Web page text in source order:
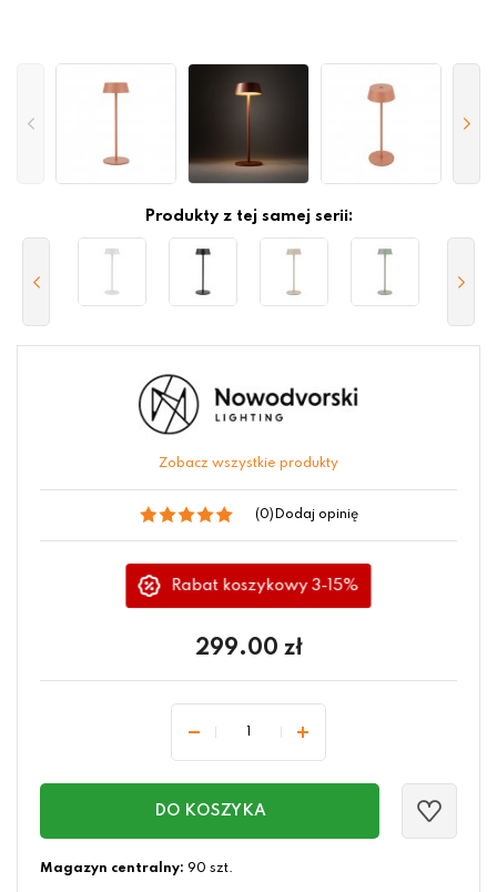
Produkty z tej samej serii:
Zobacz wszystkie produkty
(0) Dodaj opinię
Rabat koszykowy 3-15%
299.00 zł
DO KOSZYKA
Magazyn centralny: 90 szt.